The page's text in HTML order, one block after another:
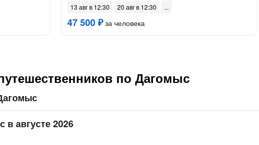
13 авг в 12:30 20 авг в 12:30
47 500 ₽за человека
по Дагомыс
в августе 2026